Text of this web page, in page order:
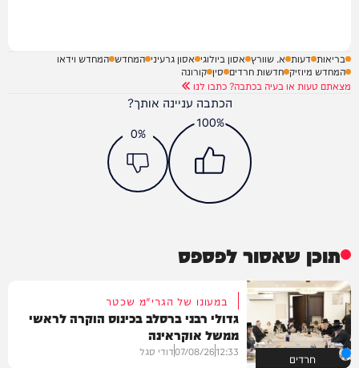
בריאות דעות א. שוורץ אסון ביולוגי אסון גרעיני המחדש המחדש וידאו
המחדש מיוזיק חדשות חרדים סין קורונה
מצאתם טעות או בעיה בכתבה? כתבו לנו
הכתבה עניינה אותך?
100%
0%
תוכן שאסור לפספס
חרדים
במעונו של הגרי"מ שכטר
גדולי רבני ברסלב בכינוס הוקרה לראשי
ממשל אוקראינה
12:33
07/08/26דודי סגל